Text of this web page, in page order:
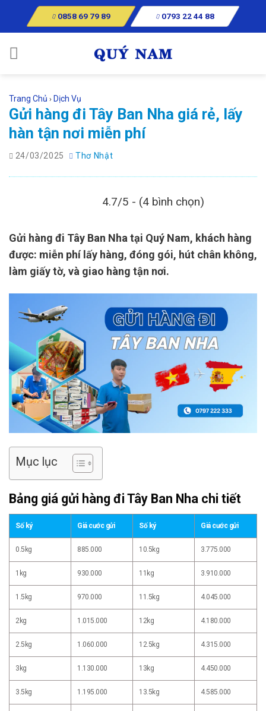
0858 69 79 89 0793 22 44 88
Trang Chủ › Dịch Vụ
Gửi hàng đi Tây Ban Nha giá rẻ, lấy
hàn tận nơi miễn phí
24/03/2025 Thơ Nhật
4.7/5 - (4 bình chọn)
Gửi hàng đi Tây Ban Nha tại Quý Nam, khách hàng
được: miễn phí lấy hàng, đóng gói, hút chân không,
làm giấy tờ, và giao hàng tận nơi.
Mục lục
Bảng giá gửi hàng đi Tây Ban Nha chi tiết
Số ký Giá cước gửi Số ký Giá cước gửi
0.5kg 885.000 10.5kg 3.775.000
1kg 930.000 11kg 3.910.000
1.5kg 970.000 11.5kg 4.045.000
2kg 1.015.000 12kg 4.180.000
2.5kg 1.060.000 12.5kg 4.315.000
3kg 1.130.000 13kg 4.450.000
3.5kg 1.195.000 13.5kg 4.585.000